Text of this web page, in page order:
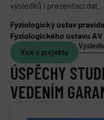
výsledků i prezentací dat.
Fyziologický ústav
Fyziologického ústavu AV
Více o projektu
ÚSPĚCHY
VEDENÍM